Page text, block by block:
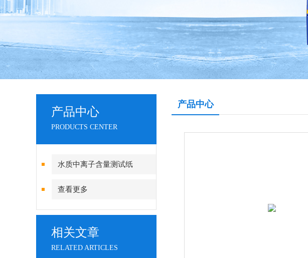
产品中心
PRODUCTS CENTER
水质中离子含量测试纸
查看更多
相关文章
RELATED ARTICLES
产品中心